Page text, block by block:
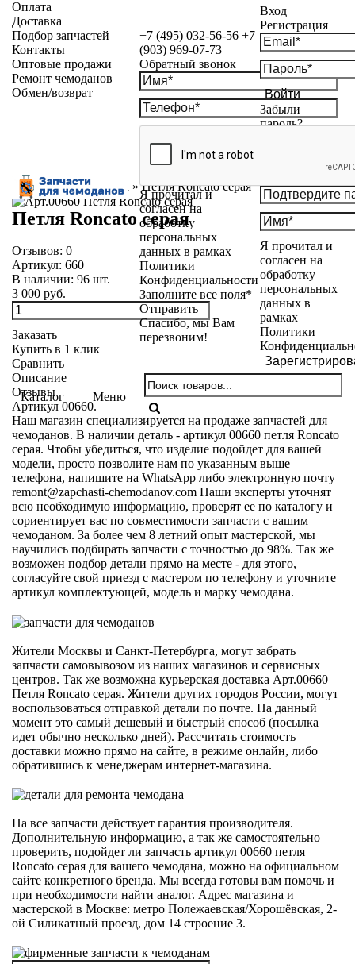
+7 (495) 032-56-56 +7
(903) 969-07-73
Обратный звонок
Я прочитал и
согласен на
обработку
персональных
данных в рамках
Политики
Конфиденциальности
Заполните все поля*
Отправить
Спасибо, мы Вам
перезвоним!
Вход
Регистрация
Войти
Забыли
пароль?
Я прочитал и
согласен на
обработку
персональных
данных в
рамках
Политики
Каталог Меню
Оплата
Доставка
Подбор запчастей
Контакты
Оптовые продажи
Ремонт чемоданов
Обмен/возврат
Каталог»Фурнитура »Петля Roncato серая
Петля Roncato серая
Отзывов: 0
Артикул: 660
В наличии: 96 шт.
3 000 руб.
Заказать
Купить в 1 клик
Сравнить
Описание
Отзывы
Артикул 00660.
Наш магазин специализируется на продаже запчастей для
чемоданов. В наличии деталь - артикул 00660 петля Roncato
серая. Чтобы убедиться, что изделие подойдет для вашей
модели, просто позволите нам по указанным выше
телефона, напишите на WhatsApp либо электронную почту
remont@zapchasti-chemodanov.com Наши эксперты уточнят
всю необходимую информацию, проверят ее по каталогу и
сориентирует вас по совместимости запчасти с вашим
чемоданом. За более чем 8 летний опыт мастерской, мы
научились подбирать запчасти с точностью до 98%. Так же
возможен подбор детали прямо на месте - для этого,
согласуйте свой приезд с мастером по телефону и уточните
артикул комплектующей, модель и марку чемодана.
Жители Москвы и Санкт-Петербурга, могут забрать
запчасти самовывозом из наших магазинов и сервисных
центров. Так же возможна курьерская доставка Арт.00660
Петля Roncato серая. Жители других городов России, могут
воспользоваться отправкой детали по почте. На данный
момент это самый дешевый и быстрый способ (посылка
идет обычно несколько дней). Рассчитать стоимость
доставки можно прямо на сайте, в режиме онлайн, либо
обратившись к менеджерам интернет-магазина.
На все запчасти действует гарантия производителя.
Дополнительную информацию, а так же самостоятельно
проверить, подойдет ли запчасть артикул 00660 петля
Roncato серая для вашего чемодана, можно на официальном
сайте конкретного бренда. Мы всегда готовы вам помочь и
при необходимости найти аналог. Адрес магазина и
мастерской в Москве: метро Полежаевская/Хорошёвская, 2-
ой Силикатный проезд, дом 14 строение 3.